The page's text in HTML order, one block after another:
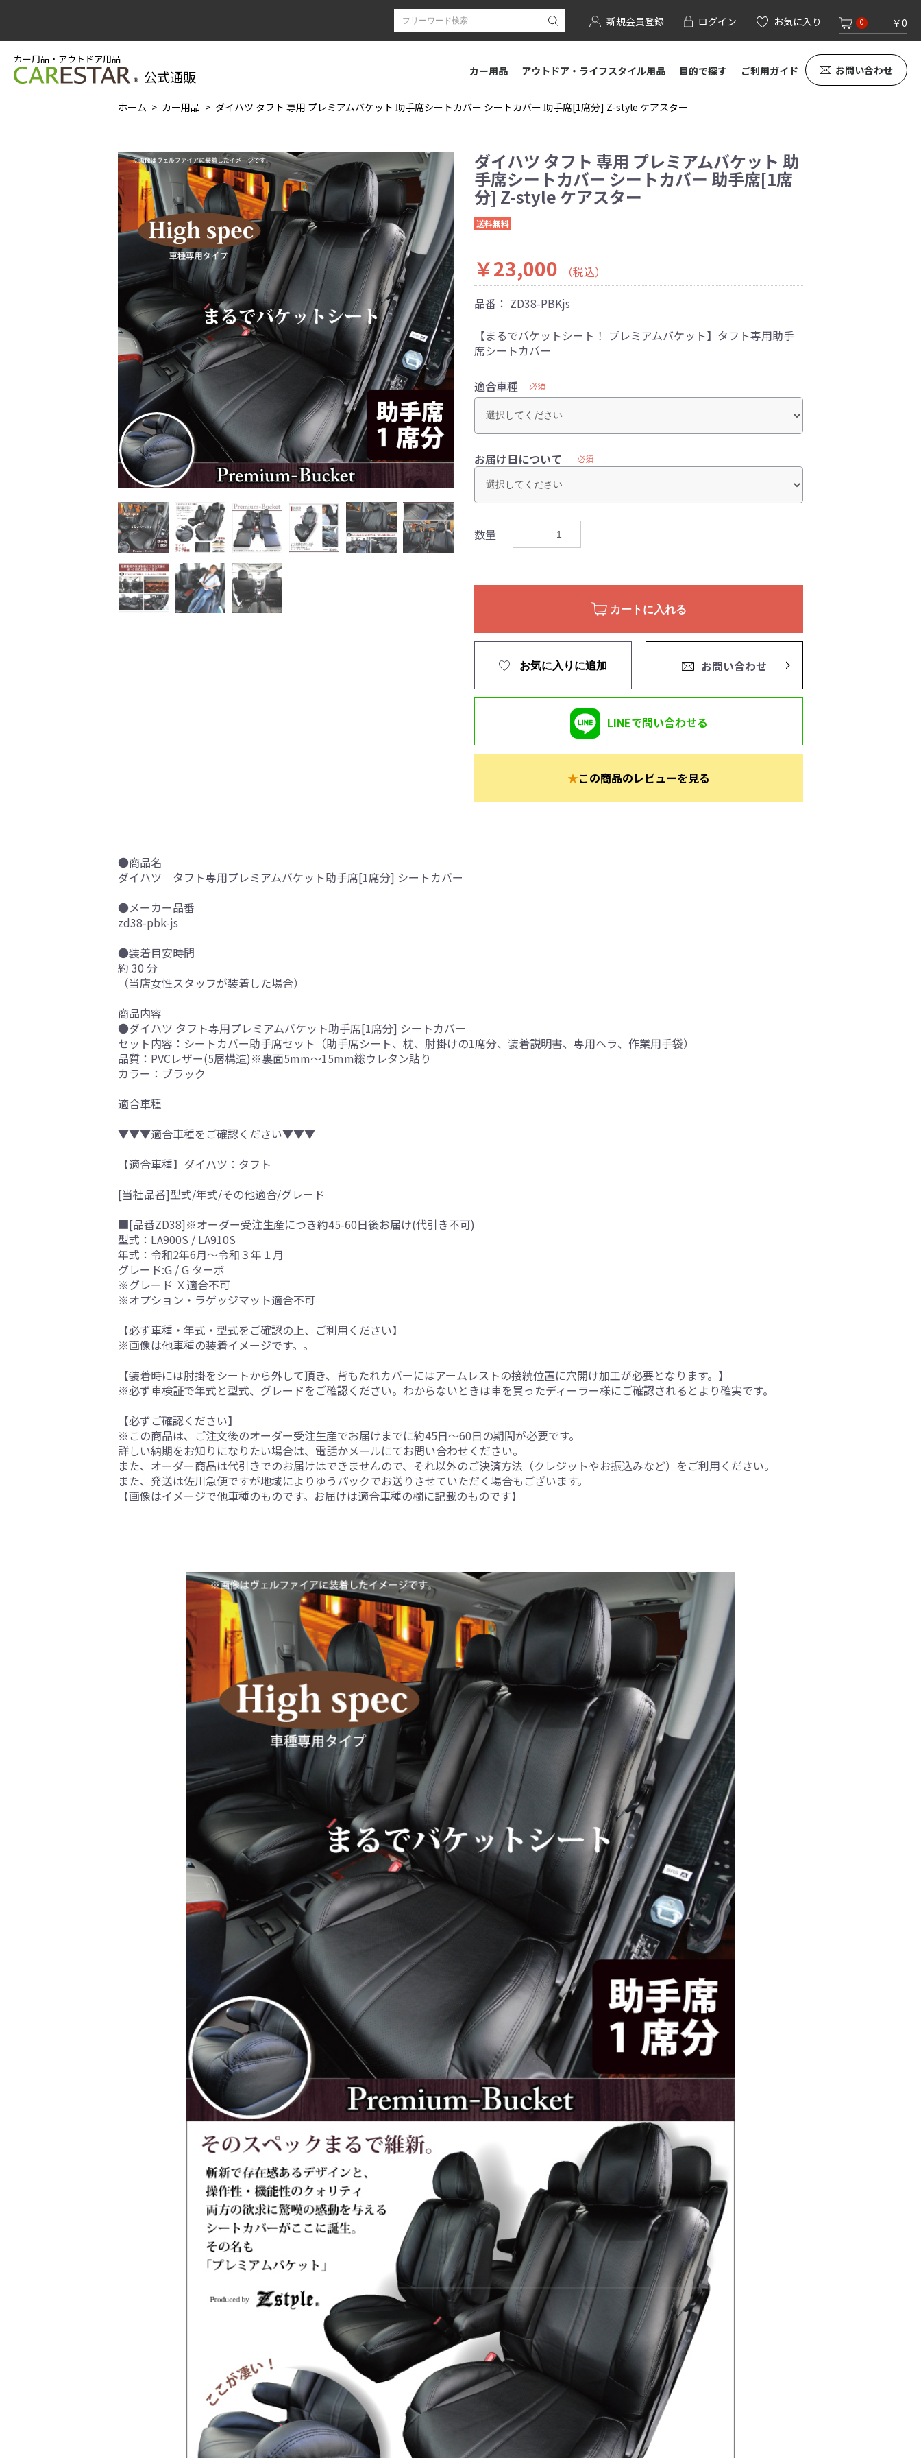
新規会員登録 ログイン お気に入り 0 ￥0
カー用品・アウトドア用品
公式通販 カー用品 アウトドア・ライフスタイル用品 目的で探す ご利用ガイド お問い合わせ
ホーム カー用品 ダイハツ タフト 専用 プレミアムバケット 助手席シートカバー シートカバー 助手席[1席分] Z-style ケアスター
ダイハツ タフト 専用 プレミアムバケット 助
手席シートカバー シートカバー 助手席[1席
分] Z-style ケアスター
送料無料
￥23,000
（税込）
品番： ZD38-PBKjs
【まるでバケットシート！ プレミアムバケット】タフト専用助手
席シートカバー
適合車種 必須
お届け日について 必須
数量
カートに入れる
お気に入りに追加 お問い合わせ
LINEで問い合わせる
★この商品のレビューを見る
●商品名
ダイハツ タフト専用プレミアムバケット助手席[1席分] シートカバー
●メーカー品番
zd38-pbk-js
●装着目安時間
約 30 分
（当店女性スタッフが装着した場合）
商品内容
●ダイハツ タフト専用プレミアムバケット助手席[1席分] シートカバー
セット内容：シートカバー助手席セット（助手席シート、枕、肘掛けの1席分、装着説明書、専用ヘラ、作業用手袋）
品質：PVCレザー(5層構造)※裏面5mm～15mm総ウレタン貼り
カラー：ブラック
適合車種
▼▼▼適合車種をご確認ください▼▼▼
【適合車種】ダイハツ：タフト
[当社品番]型式/年式/その他適合/グレード
■[品番ZD38]※オーダー受注生産につき約45-60日後お届け(代引き不可)
型式：LA900S / LA910S
年式：令和2年6月～令和３年１月
グレード:G / G ターボ
※グレード Ｘ適合不可
※オプション・ラゲッジマット適合不可
【必ず車種・年式・型式をご確認の上、ご利用ください】
※画像は他車種の装着イメージです。。
【装着時には肘掛をシートから外して頂き、背もたれカバーにはアームレストの接続位置に穴開け加工が必要となります。】
※必ず車検証で年式と型式、グレードをご確認ください。わからないときは車を買ったディーラー様にご確認されるとより確実です。
【必ずご確認ください】
※この商品は、ご注文後のオーダー受注生産でお届けまでに約45日～60日の期間が必要です。
詳しい納期をお知りになりたい場合は、電話かメールにてお問い合わせください。
また、オーダー商品は代引きでのお届けはできませんので、それ以外のご決済方法（クレジットやお振込みなど）をご利用ください。
また、発送は佐川急便ですが地域によりゆうパックでお送りさせていただく場合もございます。
【画像はイメージで他車種のものです。お届けは適合車種の欄に記載のものです】